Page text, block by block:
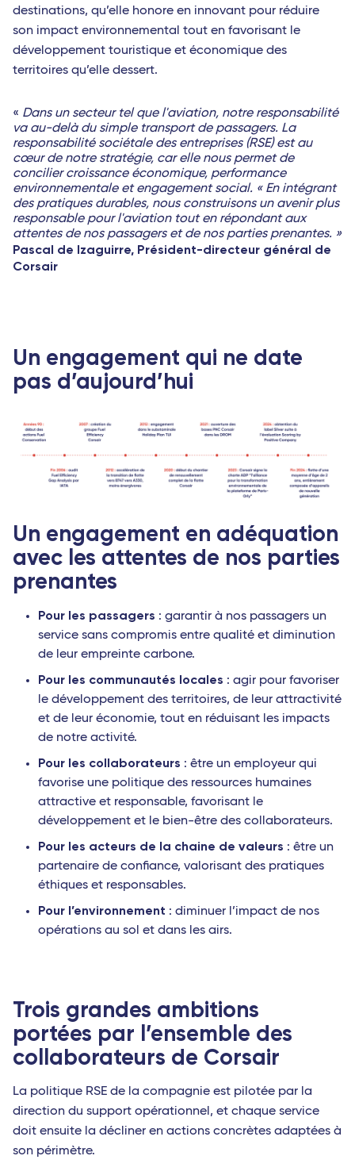
destinations, qu’elle honore en innovant pour réduire
son impact environnemental tout en favorisant le
développement touristique et économique des
territoires qu’elle dessert.
« Dans un secteur tel que l'aviation, notre responsabilité
va au-delà du simple transport de passagers. La
responsabilité sociétale des entreprises (RSE) est au
cœur de notre stratégie, car elle nous permet de
concilier croissance économique, performance
environnementale et engagement social. « En intégrant
des pratiques durables, nous construisons un avenir plus
responsable pour l'aviation tout en répondant aux
attentes de nos passagers et de nos parties prenantes. »
Pascal de Izaguirre, Président-directeur général de
Corsair
Un engagement qui ne date
pas d’aujourd’hui
Un engagement en adéquation
avec les attentes de nos parties
prenantes
Pour les passagers : garantir à nos passagers un
service sans compromis entre qualité et diminution
de leur empreinte carbone.
Pour les communautés locales : agir pour favoriser
le développement des territoires, de leur attractivité
et de leur économie, tout en réduisant les impacts
de notre activité.
Pour les collaborateurs : être un employeur qui
favorise une politique des ressources humaines
attractive et responsable, favorisant le
développement et le bien-être des collaborateurs.
Pour les acteurs de la chaine de valeurs : être un
partenaire de confiance, valorisant des pratiques
éthiques et responsables.
Pour l’environnement : diminuer l’impact de nos
opérations au sol et dans les airs.
Trois grandes ambitions
portées par l’ensemble des
collaborateurs de Corsair
La politique RSE de la compagnie est pilotée par la
direction du support opérationnel, et chaque service
doit ensuite la décliner en actions concrètes adaptées à
son périmètre.